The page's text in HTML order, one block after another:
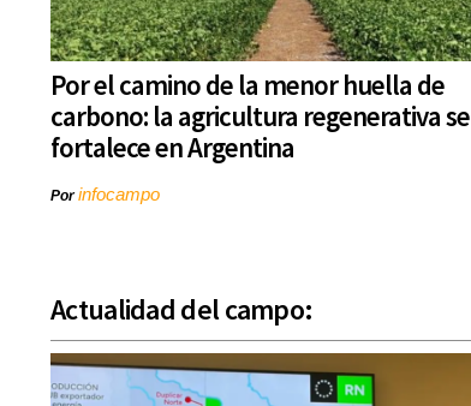
Por el camino de la menor huella de
carbono: la agricultura regenerativa se
fortalece en Argentina
Porinfocampo
Actualidad del campo: